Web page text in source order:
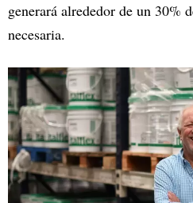
generará alrededor de un 30%
necesaria.